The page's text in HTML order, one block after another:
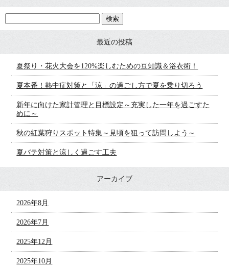
最近の投稿
夏祭り・花火大会を120%楽しむための豆知識＆浴衣術！
夏本番！熱中症対策と「涼」の過ごし方で夏を乗り切ろう
新年に向けた家計管理と目標設定～充実した一年を過ごすた
めに～
秋の紅葉狩りスポット特集～見頃を狙って訪問しよう～
夏バテ対策と涼しく過ごす工夫
アーカイブ
2026年8月
2026年7月
2025年12月
2025年10月